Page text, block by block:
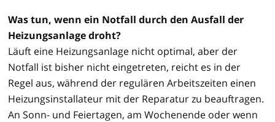
Was tun, wenn ein Notfall durch den Ausfall der
Heizungsanlage droht?
Läuft eine Heizungsanlage nicht optimal, aber der
Notfall ist bisher nicht eingetreten, reicht es in der
Regel aus, während der regulären Arbeitszeiten einen
Heizungsinstallateur mit der Reparatur zu beauftragen.
An Sonn- und Feiertagen, am Wochenende oder wenn